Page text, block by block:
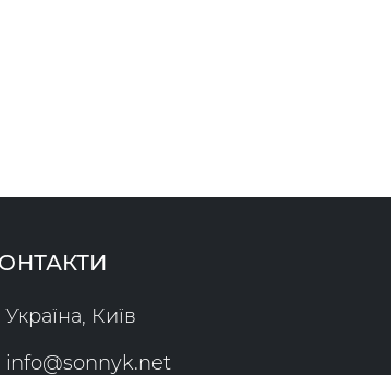
Україна, Київ
info@sonnyk.net